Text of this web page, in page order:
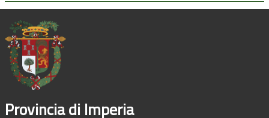
Provincia di Imperia